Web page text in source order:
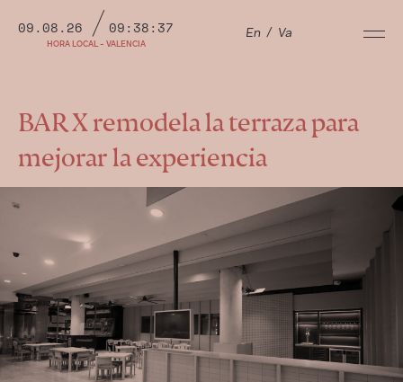
09.08.26 09:38:37
HORA LOCAL - VALENCIA
En / Va
BAR X remodela la terraza para
mejorar la experiencia